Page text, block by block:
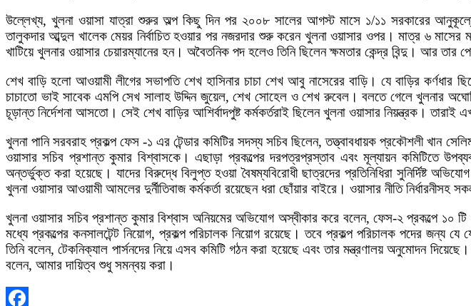
উল্লেখ্য, খুলনা ওয়াসা যাত্রা শুরুর অল্প কিছু দিন পর ২০০৮ সালের আগস্ট মাসে ১/১১ সরকারের আনুকূল্যে
তালুকদার আব্দুল খালেক মেয়র নির্বাচিত হওয়ার পর নজরদার শুরু করেন খুলনা ওয়াসার ওপর। মাত্র ৬
খাটিয়ে খুলনার ওয়াসার চেয়ারম্যানের হন। অবৈতনিক পদ হলেও তিনি ছিলেন ক্ষমতার কেন্দ্র বিন্দু। আর
শেখ বাড়ি হলো আওয়ামী লীগের সভাপতি শেখ হাসিনার চাচা শেখ আবু নাসেরের বাড়ি। যে বাড়ির
চাচাতো ভাই সাবেক এমপি সেখ সালাহ উদ্দিন জুয়েল, শেখ সোহেল ও শেখ রুবেল। বলতে গেলে খুলনার
চূড়ান্ত নির্দেশনা আসতো। সেই শেখ বাড়ির আশির্বাদপুষ্ট কর্মকর্তরাই ছিলেন খুলনা ওয়াসার নিয়ন্ত্রক। তারাই
খুলনা পানি সরবরাহ প্রকল্প ফেস -১ এর টেন্ডার কমিটির সদস্য সচিব ছিলেন, তত্ত্বাবধায়ক প্রকৌশলী খান
ওয়াসার সচিব প্রশান্ত কুমার বিশ্বাসকে। এছাড়া প্রকল্পের দরপত্রপ্রস্তাব এবং মূল্যায়ন কমিটিতে
অন্তর্ভুক্ত করা হয়েছে। যাদের বিরুদ্ধে বিলুপ্ত হওয়া বৈষম্যবিরোধী ছাত্রদের প্রতিনিধিরা
খুলনা ওয়াসার আওয়ামী আমলের দুর্নীতিবাজ কর্মকর্তা রয়েছেন ধরা ছোঁয়ার বাইরে। ওয়াসার নীতি নির্ধারনীসহ
খুলনা ওয়াসার সচিব প্রশান্ত কুমার বিশ্বাস অনিয়মের অভিযোগ অস্বীকার করে বলেন, ফেস-২ প্রকল্পে ১০
মধ্যে প্রকল্পের কনসালটেন্ট নিয়োগ, প্রকল্প পরিচালক নিয়োগ রয়েছে। তবে প্রকল্প পরিচালক পদের জন্য
তিনি বলেন, টেকনিক্যাল পার্সনদের নিয়ে এসব কমিটি গঠন করা হয়েছে এবং তার মন্ত্রণালয় অনুমোদন
বলেন, আমার দায়িত্ব শুধু সমন্বয় করা।